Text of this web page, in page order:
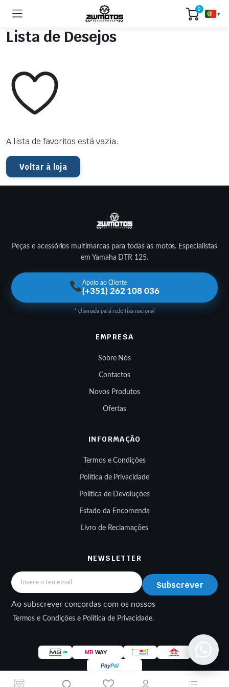
0
▾
Lista de Desejos
A lista de favoritos está vazia.
Voltar à loja
Peças e acessórios multimarcas para todas as motos. Especialistas
em Yamaha DTR 125.
Apoio ao Cliente
(+351) 262 108 036
* chamada para rede fixa nacional
EMPRESA
Sobre Nós
Contactos
Novos Produtos
Ofertas
INFORMAÇÃO
Termos e Condições
Política de Privacidade
Política de Devoluções
Estado da Encomenda
Livro de Reclamações
NEWSLETTER
Subscrever
Ao subscrever concordas com os nossos
Termos e Condições e Política de Privacidade.